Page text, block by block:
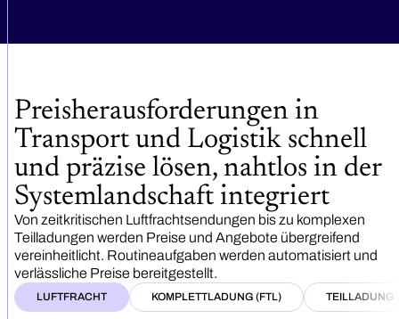
Abschlüsse zu ermöglichen.
Preisherausforderungen in
Transport und Logistik schnell
und präzise lösen, nahtlos in der
Systemlandschaft integriert
Von zeitkritischen Luftfrachtsendungen bis zu komplexen
Teilladungen werden Preise und Angebote übergreifend
vereinheitlicht. Routineaufgaben werden automatisiert und
verlässliche Preise bereitgestellt.
LUFTFRACHT KOMPLETTLADUNG (FTL) TEILLADUNG